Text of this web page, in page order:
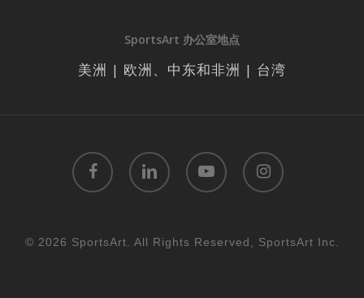
SportsArt 办公室地点
美洲 | 欧洲、中东和非洲 | 台湾
facebook linkedin youtube instagram
© 2026 SportsArt. All Rights Reserved, SportsArt Inc.